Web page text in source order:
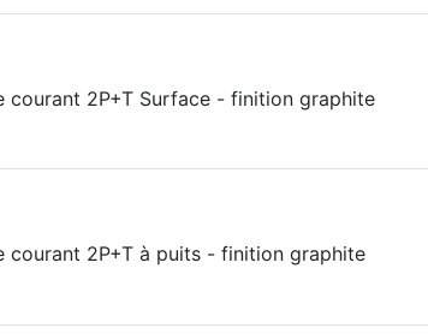
courant 2P+T Surface - finition graphite
courant 2P+T à puits - finition graphite